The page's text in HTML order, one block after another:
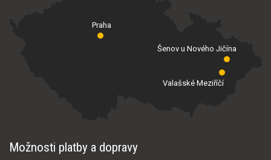
Praha
Valašské Meziříčí
Šenov u Nového Jičína
Možnosti platby a dopravy